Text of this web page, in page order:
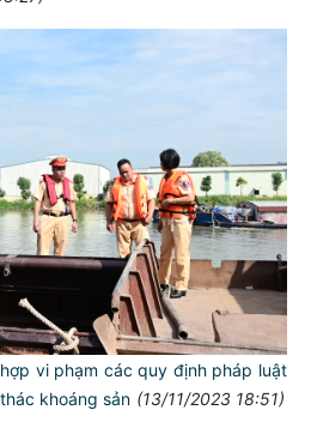
vi phạm các quy định pháp luật
khoáng sản (13/11/2023 18:51)